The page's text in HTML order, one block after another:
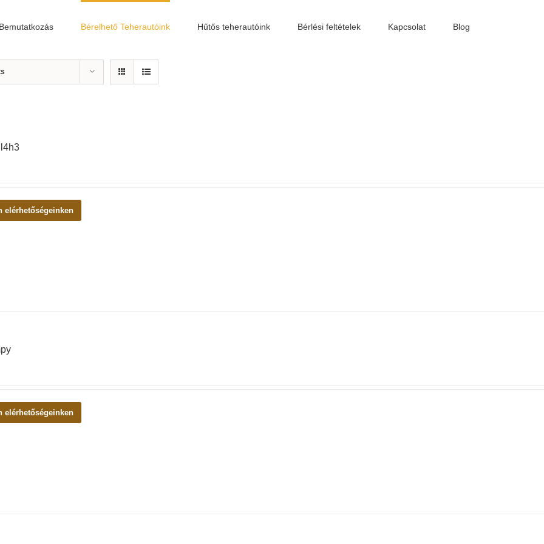
Bemutatkozás Bérelhető Teherautóink Hűtős teherautóink Bérlési feltételek Kapcsolat Blog
elérhetőségeinken
elérhetőségeinken